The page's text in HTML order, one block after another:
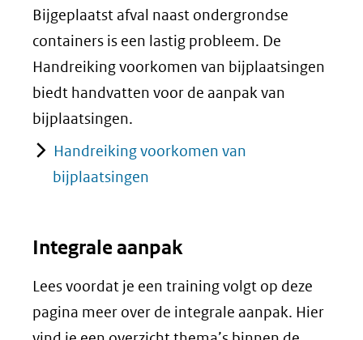
Bijgeplaatst afval naast ondergrondse
containers is een lastig probleem. De
Handreiking voorkomen van bijplaatsingen
biedt handvatten voor de aanpak van
bijplaatsingen.
Handreiking voorkomen van
bijplaatsingen
Integrale aanpak
Lees voordat je een training volgt op deze
pagina meer over de integrale aanpak. Hier